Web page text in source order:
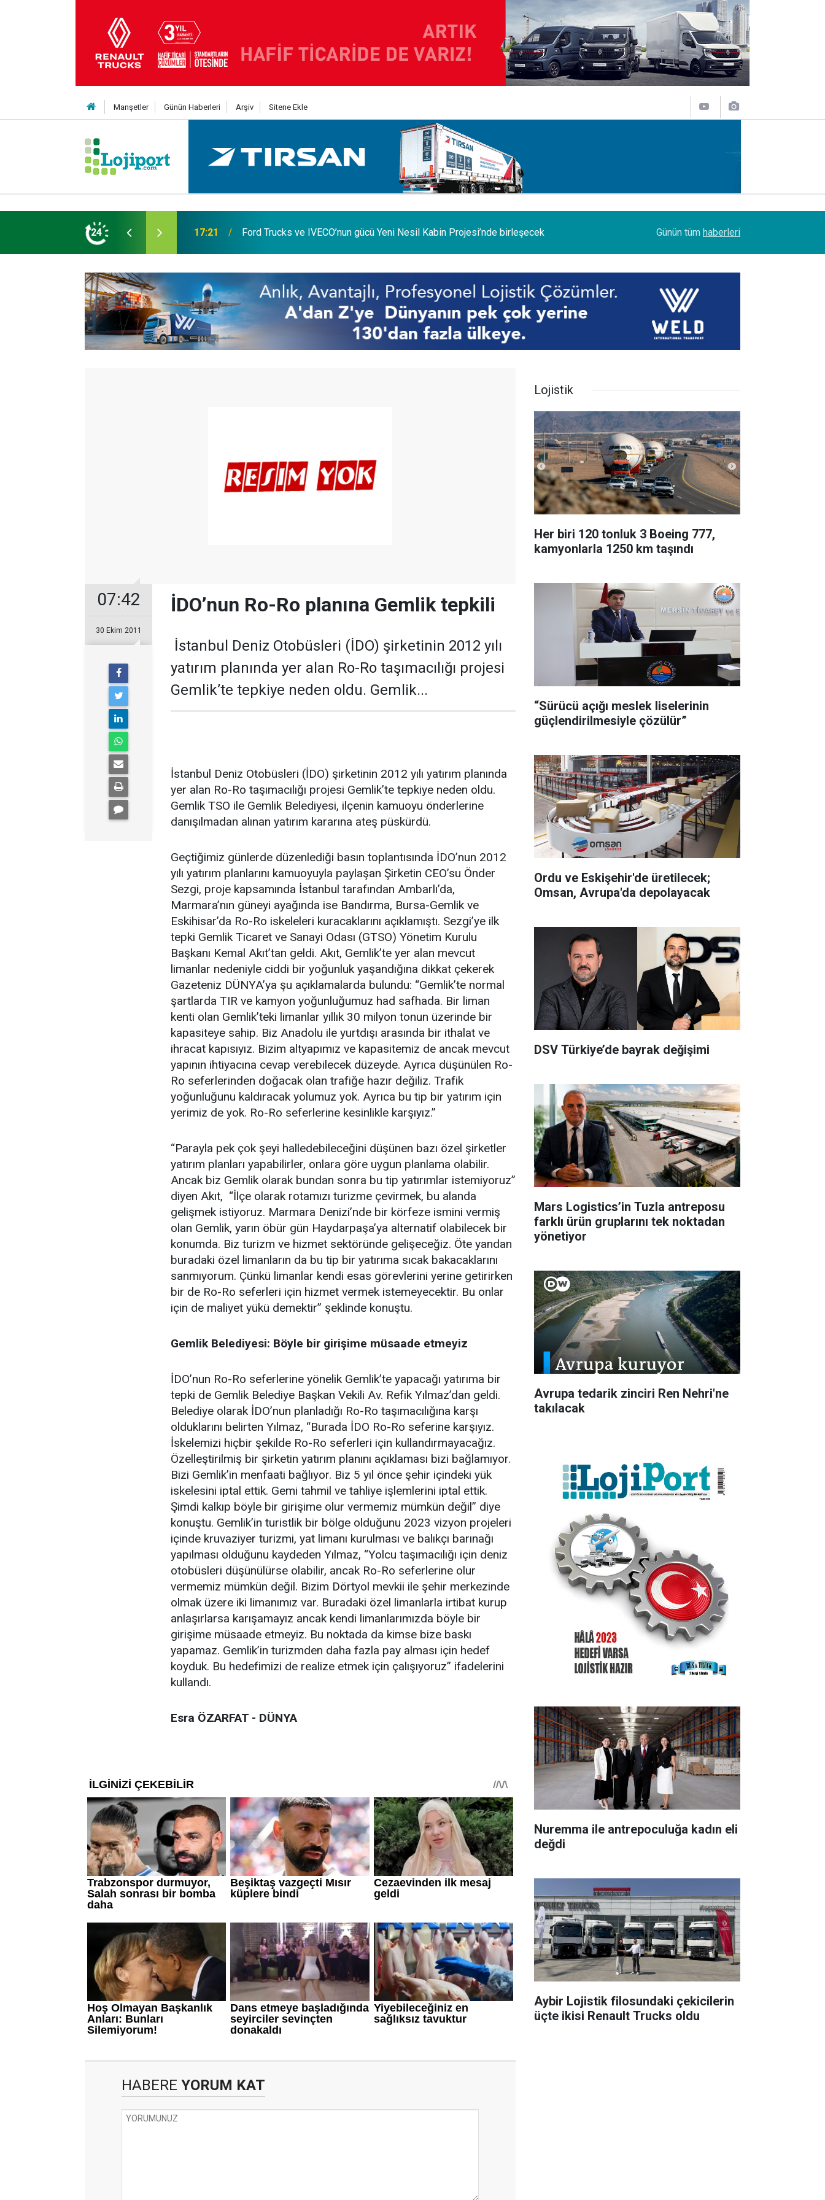
Manşetler Günün Haberleri Arşiv Sitene Ekle
24
Nesil Kabin Projesi’nde birleşecek 10:35 Treylerde iç pazar daraldı, ihracat şaha kalktı Her biri 120 tonluk 3 Boeing 777, kamyonlarla
Günün tüm haberleri
07:42
30 Ekim 2011
İDO’nun Ro-Ro planına Gemlik tepkili
İstanbul Deniz Otobüsleri (İDO) şirketinin 2012 yılı
yatırım planında yer alan Ro-Ro taşımacılığı projesi
Gemlik’te tepkiye neden oldu. Gemlik...
İstanbul Deniz Otobüsleri (İDO) şirketinin 2012 yılı yatırım planında
yer alan Ro-Ro taşımacılığı projesi Gemlik’te tepkiye neden oldu.
Gemlik TSO ile Gemlik Belediyesi, ilçenin kamuoyu önderlerine
danışılmadan alınan yatırım kararına ateş püskürdü.
Geçtiğimiz günlerde düzenlediği basın toplantısında İDO’nun 2012
yılı yatırım planlarını kamuoyuyla paylaşan Şirketin CEO’su Önder
Sezgi, proje kapsamında İstanbul tarafından Ambarlı’da,
Marmara’nın güneyi ayağında ise Bandırma, Bursa-Gemlik ve
Eskihisar’da Ro-Ro iskeleleri kuracaklarını açıklamıştı. Sezgi’ye ilk
tepki Gemlik Ticaret ve Sanayi Odası (GTSO) Yönetim Kurulu
Başkanı Kemal Akıt’tan geldi. Akıt, Gemlik’te yer alan mevcut
limanlar nedeniyle ciddi bir yoğunluk yaşandığına dikkat çekerek
Gazeteniz DÜNYA’ya şu açıklamalarda bulundu: “Gemlik’te normal
şartlarda TIR ve kamyon yoğunluğumuz had safhada. Bir liman
kenti olan Gemlik’teki limanlar yıllık 30 milyon tonun üzerinde bir
kapasiteye sahip. Biz Anadolu ile yurtdışı arasında bir ithalat ve
ihracat kapısıyız. Bizim altyapımız ve kapasitemiz de ancak mevcut
yapının ihtiyacına cevap verebilecek düzeyde. Ayrıca düşünülen Ro-
Ro seferlerinden doğacak olan trafiğe hazır değiliz. Trafik
yoğunluğunu kaldıracak yolumuz yok. Ayrıca bu tip bir yatırım için
yerimiz de yok. Ro-Ro seferlerine kesinlikle karşıyız.”
“Parayla pek çok şeyi halledebileceğini düşünen bazı özel şirketler
yatırım planları yapabilirler, onlara göre uygun planlama olabilir.
Ancak biz Gemlik olarak bundan sonra bu tip yatırımlar istemiyoruz”
diyen Akıt, “İlçe olarak rotamızı turizme çevirmek, bu alanda
gelişmek istiyoruz. Marmara Denizi’nde bir körfeze ismini vermiş
olan Gemlik, yarın öbür gün Haydarpaşa’ya alternatif olabilecek bir
konumda. Biz turizm ve hizmet sektöründe gelişeceğiz. Öte yandan
buradaki özel limanların da bu tip bir yatırıma sıcak bakacaklarını
sanmıyorum. Çünkü limanlar kendi esas görevlerini yerine getirirken
bir de Ro-Ro seferleri için hizmet vermek istemeyecektir. Bu onlar
için de maliyet yükü demektir” şeklinde konuştu.
Gemlik Belediyesi: Böyle bir girişime müsaade etmeyiz
İDO’nun Ro-Ro seferlerine yönelik Gemlik’te yapacağı yatırıma bir
tepki de Gemlik Belediye Başkan Vekili Av. Refik Yılmaz’dan geldi.
Belediye olarak İDO’nun planladığı Ro-Ro taşımacılığına karşı
olduklarını belirten Yılmaz, “Burada İDO Ro-Ro seferine karşıyız.
İskelemizi hiçbir şekilde Ro-Ro seferleri için kullandırmayacağız.
Özelleştirilmiş bir şirketin yatırım planını açıklaması bizi bağlamıyor.
Bizi Gemlik’in menfaati bağlıyor. Biz 5 yıl önce şehir içindeki yük
iskelesini iptal ettik. Gemi tahmil ve tahliye işlemlerini iptal ettik.
Şimdi kalkıp böyle bir girişime olur vermemiz mümkün değil” diye
konuştu. Gemlik’in turistlik bir bölge olduğunu 2023 vizyon projeleri
içinde kruvaziyer turizmi, yat limanı kurulması ve balıkçı barınağı
yapılması olduğunu kaydeden Yılmaz, “Yolcu taşımacılığı için deniz
otobüsleri düşünülürse olabilir, ancak Ro-Ro seferlerine olur
vermemiz mümkün değil. Bizim Dörtyol mevkii ile şehir merkezinde
olmak üzere iki limanımız var. Buradaki özel limanlarla irtibat kurup
anlaşırlarsa karışamayız ancak kendi limanlarımızda böyle bir
girişime müsaade etmeyiz. Bu noktada da kimse bize baskı
yapamaz. Gemlik’in turizmden daha fazla pay alması için hedef
koyduk. Bu hedefimizi de realize etmek için çalışıyoruz” ifadelerini
kullandı.
Esra ÖZARFAT - DÜNYA
HABERE YORUM KAT
Lojistik
Her biri 120 tonluk 3 Boeing 777,
kamyonlarla 1250 km taşındı
“Sürücü açığı meslek liselerinin
güçlendirilmesiyle çözülür”
Ordu ve Eskişehir'de üretilecek;
Omsan, Avrupa'da depolayacak
DSV Türkiye’de bayrak değişimi
Mars Logistics’in Tuzla antreposu
farklı ürün gruplarını tek noktadan
yönetiyor
Avrupa tedarik zinciri Ren Nehri'ne
takılacak
Nuremma ile antrepoculuğa kadın eli
değdi
Aybir Lojistik filosundaki çekicilerin
üçte ikisi Renault Trucks oldu